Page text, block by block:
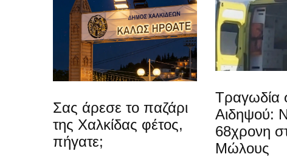
Σας άρεσε το παζάρι
της Χαλκίδας φέτος,
πήγατε;
Τραγωδία
Αιδηψού:
68χρονη
Μώλους